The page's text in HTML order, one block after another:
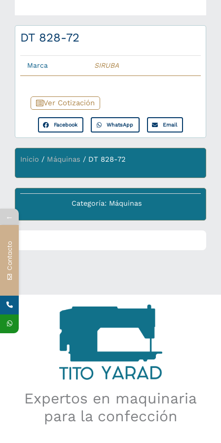
DT 828-72
Marca SIRUBA
Ver Cotización
Facebook WhatsApp Email
Inicio / Máquinas / DT 828-72
Categoría: Máquinas
Expertos en maquinaria
para la confección
←
Contacto